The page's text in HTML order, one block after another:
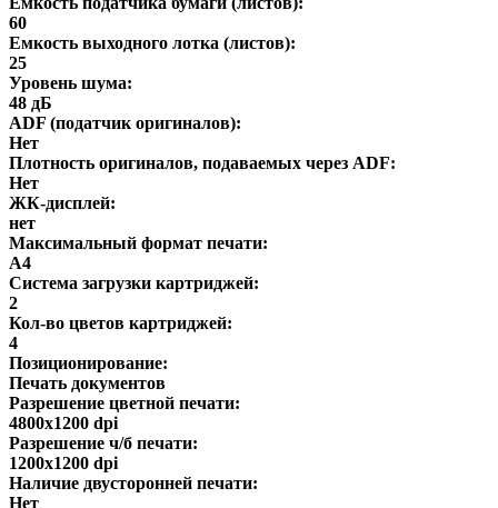
60
Емкость выходного лотка (листов):
25
Уровень шума:
48 дБ
ADF (податчик оригиналов):
Нет
Плотность оригиналов, подаваемых через ADF:
Нет
ЖК-дисплей:
нет
Максимальный формат печати:
A4
Система загрузки картриджей:
2
Кол-во цветов картриджей:
4
Позиционирование:
Печать документов
Разрешение цветной печати:
4800x1200 dpi
Разрешение ч/б печати:
1200x1200 dpi
Наличие двусторонней печати:
Нет